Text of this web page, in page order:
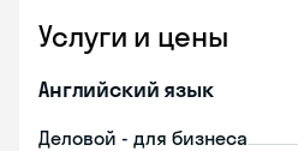
Услуги и цены
Английский язык
Деловой - для бизнеса